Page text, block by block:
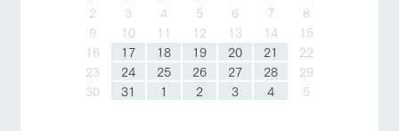
2
3 4 5 6 7
8
9
10 11 12 13 14
15
16
17 18 19 20 21
22
23
24 25 26 27 28
29
30
31 1 2 3 4 5